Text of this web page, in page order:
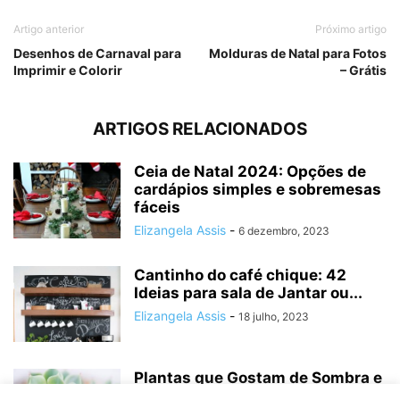
Artigo anterior
Desenhos de Carnaval para
Imprimir e Colorir
Próximo artigo
Molduras de Natal para Fotos
– Grátis
ARTIGOS RELACIONADOS
Ceia de Natal 2024: Opções de
cardápios simples e sobremesas
fáceis
Elizangela Assis - 6 dezembro, 2023
Cantinho do café chique: 42
Ideias para sala de Jantar ou...
Elizangela Assis - 18 julho, 2023
Plantas que Gostam de Sombra e